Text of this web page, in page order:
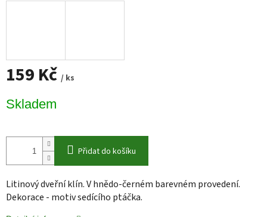
159 Kč / ks
cena:
Skladem
Přidat do košíku
Litinový dveřní klín. V hnědo-černém barevném provedení.
Dekorace - motiv sedícího ptáčka.